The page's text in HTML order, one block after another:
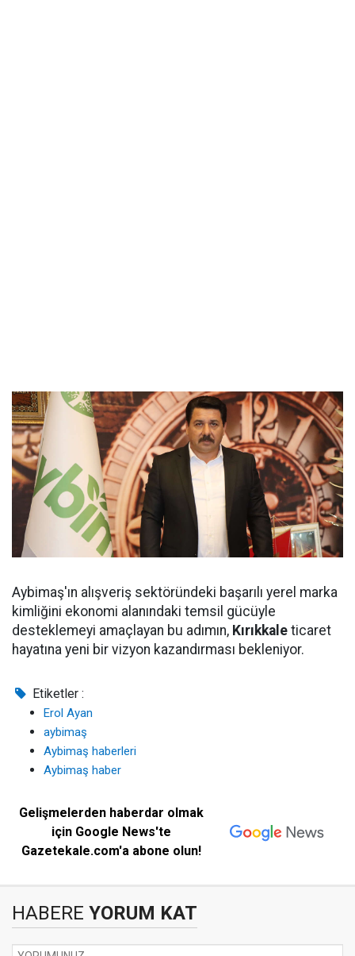
Aybimaş'ın alışveriş sektöründeki başarılı yerel marka
kimliğini ekonomi alanındaki temsil gücüyle
desteklemeyi amaçlayan bu adımın, Kırıkkale ticaret
hayatına yeni bir vizyon kazandırması bekleniyor.
Etiketler :
Erol Ayan
aybimaş
Aybimaş haberleri
Aybimaş haber
Gelişmelerden haberdar olmak
için Google News'te
Gazetekale.com'a abone olun!
HABERE YORUM KAT